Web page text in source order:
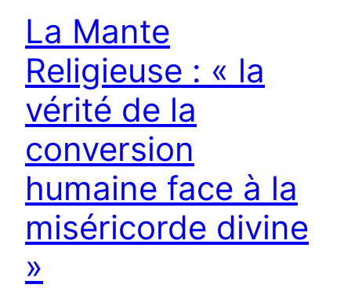
La Mante
Religieuse : « la
vérité de la
conversion
humaine face à la
miséricorde divine
»